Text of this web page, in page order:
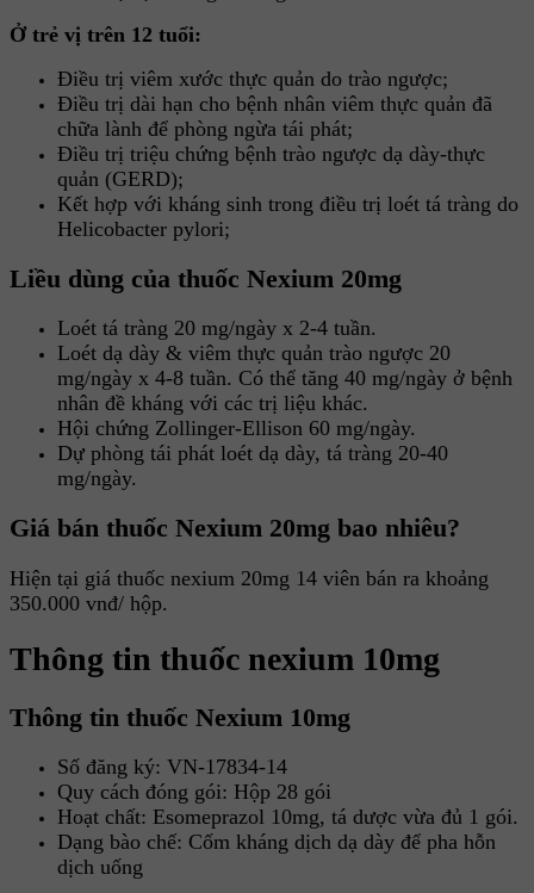
Ở trẻ vị trên 12 tuổi:
Điều trị viêm xước thực quản do trào ngược;
Điều trị dài hạn cho bệnh nhân viêm thực quản đã
chữa lành để phòng ngừa tái phát;
Điều trị triệu chứng bệnh trào ngược dạ dày-thực
quản (GERD);
Kết hợp với kháng sinh trong điều trị loét tá tràng do
Helicobacter pylori;
Liều dùng của thuốc Nexium 20mg
Loét tá tràng 20 mg/ngày x 2-4 tuần.
Loét dạ dày & viêm thực quản trào ngược 20
mg/ngày x 4-8 tuần. Có thể tăng 40 mg/ngày ở bệnh
nhân đề kháng với các trị liệu khác.
Hội chứng Zollinger-Ellison 60 mg/ngày.
Dự phòng tái phát loét dạ dày, tá tràng 20-40
mg/ngày.
Giá bán thuốc Nexium 20mg bao nhiêu?
Hiện tại giá thuốc nexium 20mg 14 viên bán ra khoảng
350.000 vnđ/ hộp.
Thông tin thuốc nexium 10mg
Thông tin thuốc Nexium 10mg
Số đăng ký: VN-17834-14
Quy cách đóng gói: Hộp 28 gói
Hoạt chất: Esomeprazol 10mg, tá dược vừa đủ 1 gói.
Dạng bào chế: Cốm kháng dịch dạ dày để pha hỗn
dịch uống